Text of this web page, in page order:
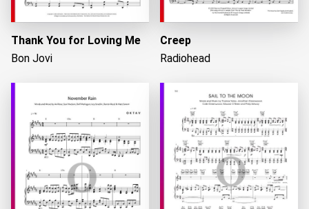
Thank You for Loving Me
Bon Jovi
Creep
Radiohead